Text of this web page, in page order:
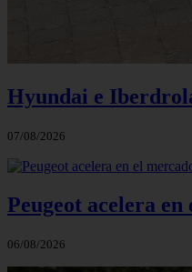
Hyundai e
07/08/2026
Peugeot acelera
06/08/2026